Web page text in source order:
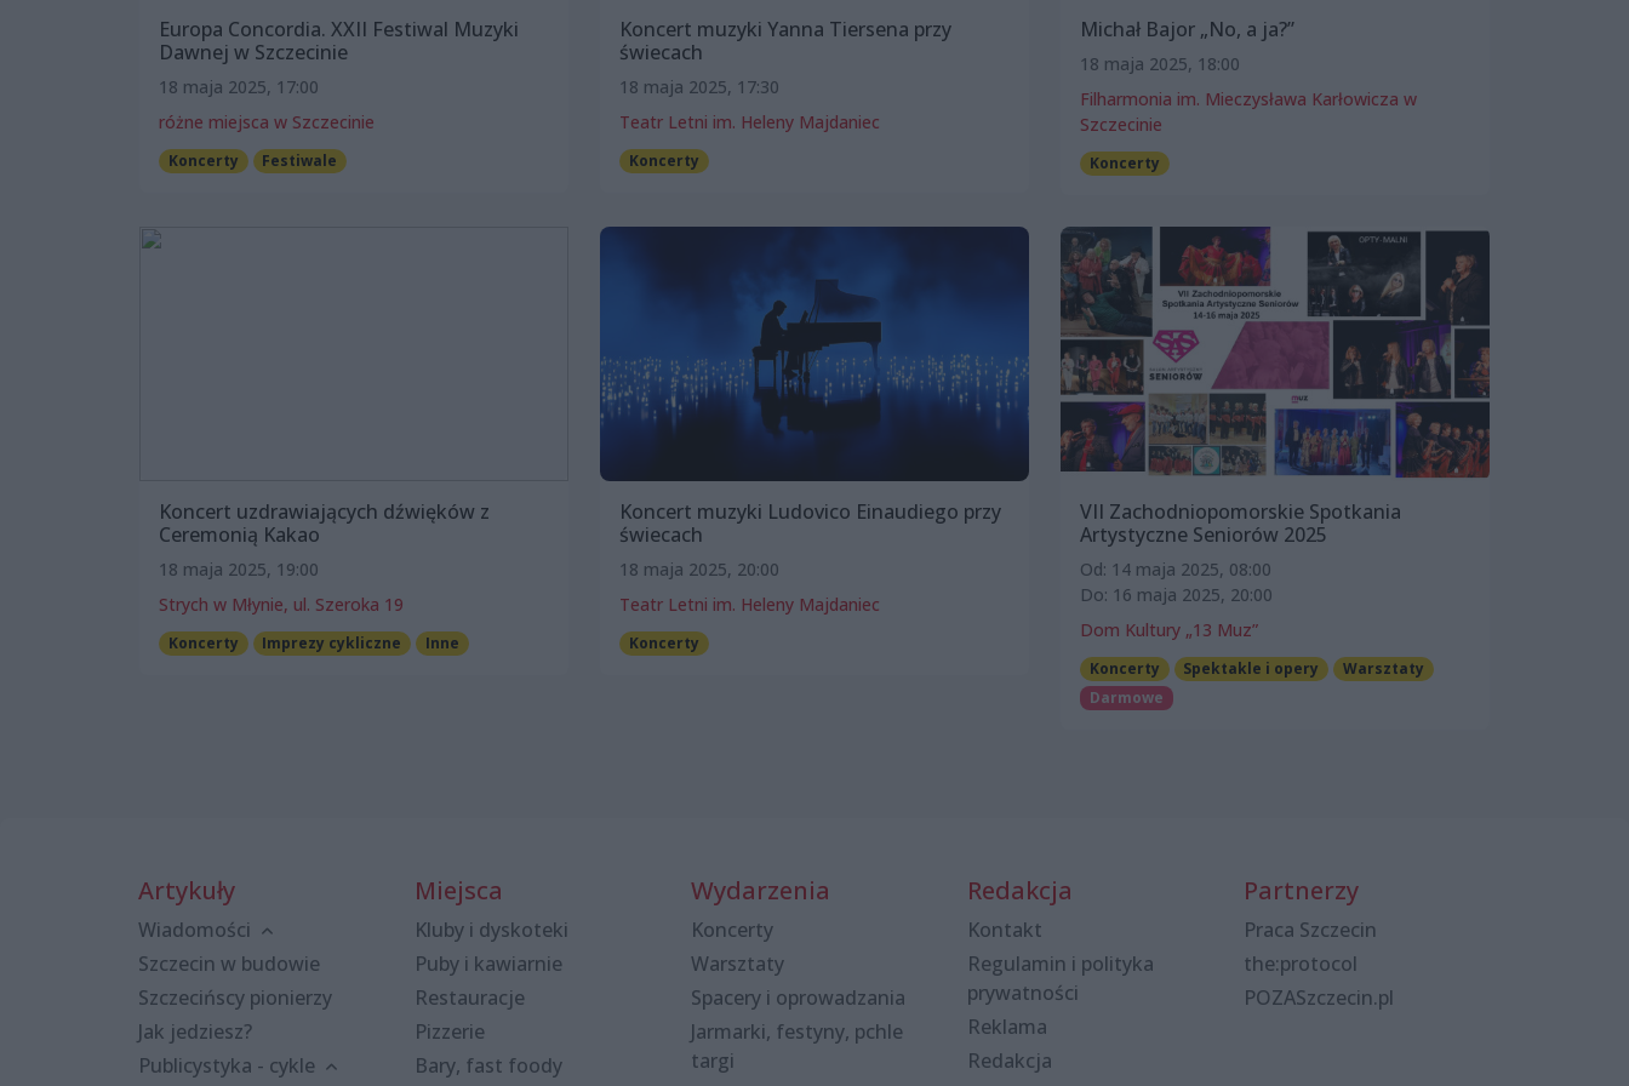
Europa Concordia. XXII Festiwal Muzyki
Dawnej w Szczecinie
18 maja 2025, 17:00
różne miejsca w Szczecinie
Koncerty Festiwale
Koncert muzyki Yanna Tiersena przy
świecach
18 maja 2025, 17:30
Teatr Letni im. Heleny Majdaniec
Koncerty
Michał Bajor „No, a ja?”
18 maja 2025, 18:00
Filharmonia im. Mieczysława Karłowicza w
Szczecinie
Koncerty
Koncert uzdrawiających dźwięków z
Ceremonią Kakao
18 maja 2025, 19:00
Strych w Młynie, ul. Szeroka 19
Koncerty Imprezy cykliczne Inne
Koncert muzyki Ludovico Einaudiego przy
świecach
18 maja 2025, 20:00
Teatr Letni im. Heleny Majdaniec
Koncerty
VII Zachodniopomorskie Spotkania
Artystyczne Seniorów 2025
Od: 14 maja 2025, 08:00
Do: 16 maja 2025, 20:00
Dom Kultury „13 Muz”
Koncerty Spektakle i opery
Warsztaty
Darmowe
Artykuły
Wiadomości
Szczecin w budowie
Szczecińscy pionierzy
Jak jedziesz?
Publicystyka - cykle
Miejsca
Kluby i dyskoteki
Puby i kawiarnie
Restauracje
Pizzerie
Bary, fast foody
Wydarzenia
Koncerty
Warsztaty
Spacery i oprowadzania
Jarmarki, festyny, pchle
targi
Redakcja
Kontakt
Regulamin i polityka
prywatności
Reklama
Redakcja
Partnerzy
Praca Szczecin
the:protocol
POZASzczecin.pl